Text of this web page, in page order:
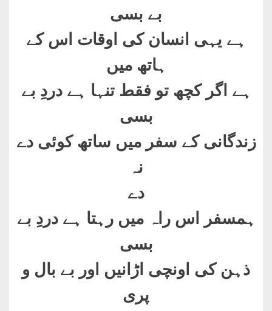
بے بسی
ہے یہی انسان کی اوقات اس کے
ہاتھ میں
ہے اگر کچھ تو فقط تنہا ہے دردِ بے
بسی
زندگانی کے سفر میں ساتھ کوئی دے
نہ
دے
ہمسفر اس راہ میں رہتا ہے دردِ بے
بسی
ذہن کی اونچی اڑانیں اور بے بال و
پری